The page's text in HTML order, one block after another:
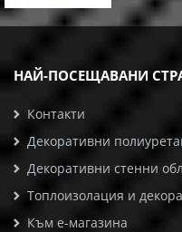
НАЙ-ПОСЕЩАВАНИ
Контакти
Декоративни
Декоративни стенни
Топлоизолация и
Към е-магазина